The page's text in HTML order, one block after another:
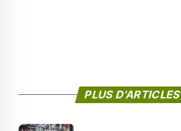
PLUS D'ARTICLES